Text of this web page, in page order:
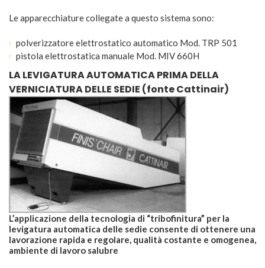
Le apparecchiature collegate a questo sistema sono:
polverizzatore elettrostatico automatico Mod. TRP 501
pistola elettrostatica manuale Mod. MIV 660H
LA LEVIGATURA AUTOMATICA PRIMA DELLA
VERNICIATURA DELLE SEDIE (fonte Cattinair)
L’applicazione della tecnologia di “tribofinitura” per la
levigatura automatica delle sedie consente di ottenere una
lavorazione rapida e regolare, qualità costante e omogenea,
ambiente di lavoro salubre